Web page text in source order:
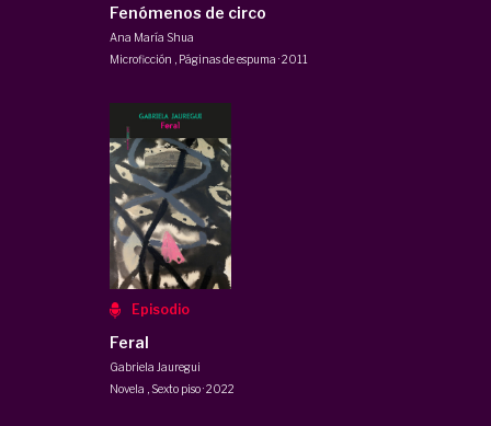
Fenómenos de circo
Ana María Shua
Microficción
Páginas de espuma ·2011
Episodio
Feral
Gabriela Jauregui
Novela Sexto piso·2022